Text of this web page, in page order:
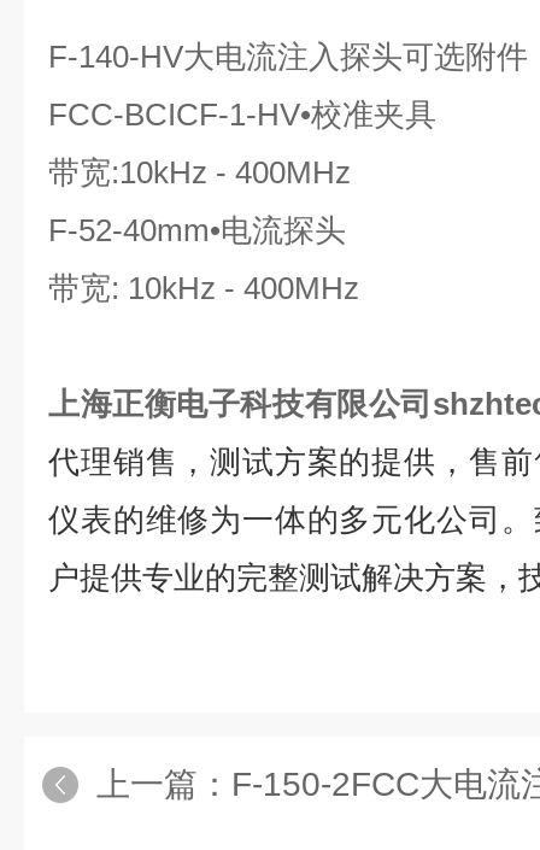
F-140-HV大电流注入探头可选附件
FCC-BCICF-1-HV•校准夹具
带宽:10kHz - 400MHz
F-52-40mm•电流探头
带宽: 10kHz - 400MHz
上海正衡电子科技有限公司
代理销售，测试方案的提供，售
仪表的维修为一体的多元化公司
户提供专业的完整测试解决方案，
上一篇： F-150-2FCC大电流